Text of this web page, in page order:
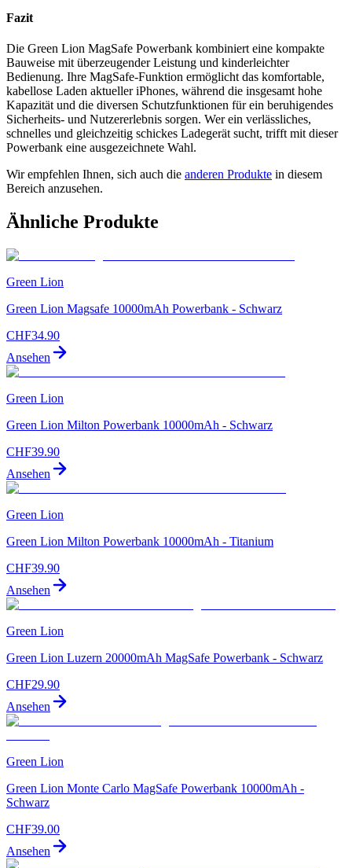
Fazit
Die Green Lion MagSafe Powerbank kombiniert eine kompakte
Bauweise mit überzeugender Leistung und kinderleichter
Bedienung. Ihre MagSafe-Funktion ermöglicht das komfortable,
kabellose Laden aktueller iPhones, während die insgesamt hohe
Kapazität und die diversen Schutzfunktionen für ein beruhigendes
Sicherheits- und Nutzererlebnis sorgen. Wer ein verlässliches,
schnelles und gleichzeitig schickes Ladegerät sucht, trifft mit dieser
Powerbank eine ausgezeichnete Wahl.
Wir empfehlen Ihnen, sich auch die anderen Produkte in diesem
Bereich anzusehen.
Ähnliche Produkte
Green Lion
Green Lion Magsafe 10000mAh Powerbank - Schwarz
CHF34.90
Ansehen
Green Lion
Green Lion Milton Powerbank 10000mAh - Schwarz
CHF39.90
Ansehen
Green Lion
Green Lion Milton Powerbank 10000mAh - Titanium
CHF39.90
Ansehen
Green Lion
Green Lion Luzern 20000mAh MagSafe Powerbank - Schwarz
CHF29.90
Ansehen
Green Lion
Green Lion Monte Carlo MagSafe Powerbank 10000mAh -
Schwarz
CHF39.00
Ansehen